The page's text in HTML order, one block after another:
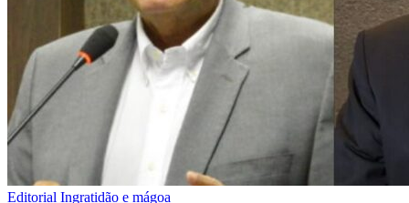
Editorial Ingratidão e mágoa